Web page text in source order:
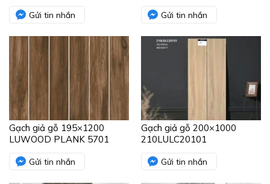
Gửi tin nhắn Gửi tin nhắn
Gạch giả gỗ 195×1200
LUWOOD PLANK 5701
Gửi tin nhắn
Gạch giả gỗ 200×1000
210LULC20101
Gửi tin nhắn